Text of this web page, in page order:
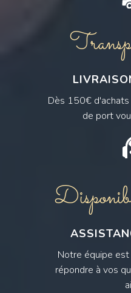
Dès 150€
de port
Notre équipe
répondre à vos